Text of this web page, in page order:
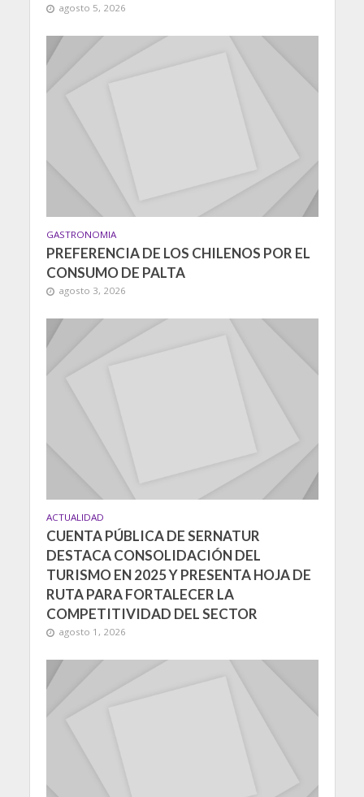
agosto 5, 2026
GASTRONOMIA
PREFERENCIA DE LOS CHILENOS POR EL
CONSUMO DE PALTA
agosto 3, 2026
ACTUALIDAD
CUENTA PÚBLICA DE SERNATUR
DESTACA CONSOLIDACIÓN DEL
TURISMO EN 2025 Y PRESENTA HOJA DE
RUTA PARA FORTALECER LA
COMPETITIVIDAD DEL SECTOR
agosto 1, 2026